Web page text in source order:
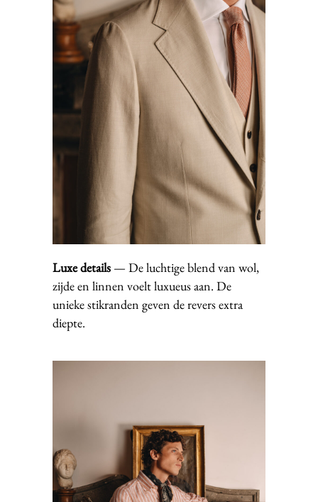
Luxe details — De luchtige blend van wol,
zijde en linnen voelt luxueus aan. De
unieke stikranden geven de revers extra
diepte.